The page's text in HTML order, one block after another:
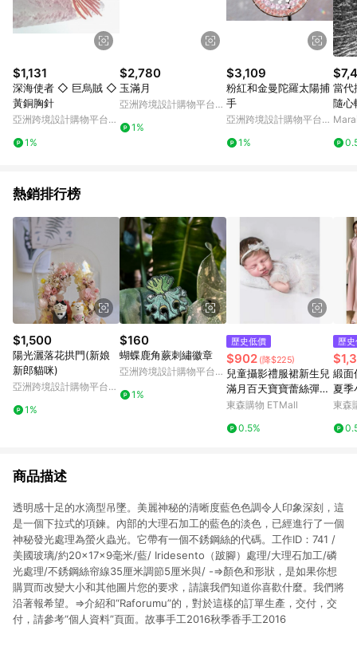
Pinkoi 購物商品資訊頁及購物車標示為準。 10. 點數紅包使用規
則請以點數紅包活動說明為準。 11. 若於 LINE 購物前往 Pinkoi
頁面後才首次下載 Pinkoi APP 並完成訂單，不符合導購資格；承
上，首次下載 Pinkoi APP 後，需透過 LINE 購物前往 Pinkoi 頁
面，方享導購資格。
$1,131
深海使者 ◇ 巨烏賊 ◇
黃銅胸針
亞洲跨境設計購物平台
1%
$2,780
玉滿月
亞洲跨境設計購物平台
1%
$3,109
粉紅和金曼陀羅太陽捕
手
亞洲跨境設計購物平台
1%
當代
隨
cm-
熱銷排行榜
$1,500
陽光灑落花拱門(新娘
新郎貓咪)
亞洲跨境設計購物平台
1%
$160
蝴蝶鹿角蕨刺繡徽章
亞洲跨境設計購物平台
1%
歷史低價
$902 (降$225)
兒童攝影禮服裙新生兒
滿月百天寶寶蕾絲彈力
禮服套裝影樓攝影道具
東森購物 ETMall
0.5%
歷
緞面
夏季
裙女
東森
商品描述
透明感十足的水滴型吊墜。美麗神秘的清晰度藍色色調令人印象深刻，這
是一個下拉式的項鍊。內部的大理石加工的藍色的淡色，已經進行了一個
神秘發光處理為螢火蟲光。它帶有一個不銹鋼絲的代碼。工作ID：741 /
美國玻璃/約20×17×9毫米/藍/ Iridesento（跛腳）處理/大理石加工/磷
光處理/不銹鋼絲帘線35厘米調節5厘米與/ -⇒顏色和形狀，是如果你想
購買而改變大小和其他圖片您的要求，請讓我們知道你喜歡什麼。我們將
沿著報希望。⇒介紹和“Raforumu”的，對於這樣的訂單生產，交付，交
付，請參考“個人資料”頁面。故事手工2016秋季香手工2016